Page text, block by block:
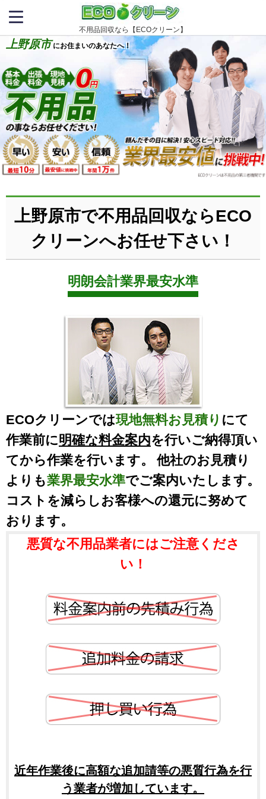
不用品回収なら【ECOクリーン】
上野原市 にお住まいのあなたへ！
上野原市で不用品回収ならECO
クリーンへお任せ下さい！
明朗会計業界最安水準
ECOクリーンでは現地無料お見積り にて
作業前に明確な料金案内を行いご納得頂い
てから作業を行います。 他社のお見積り
よりも業界最安水準でご案内いたします。
コストを減らしお客様への還元に努めて
おります。
悪質な不用品業者にはご注意くださ
い！
近年作業後に高額な追加請等の悪質行為を行
う業者が増加しています。